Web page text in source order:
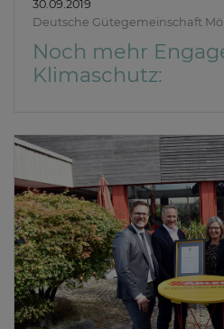
30.09.2019
Deutsche Gütegemeinschaft
Noch mehr
Klimaschutz: